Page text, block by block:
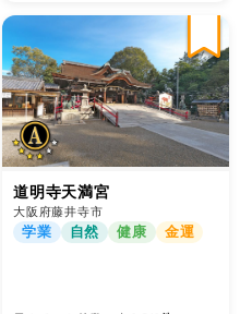
道明寺天満宮
大阪府藤井寺市
学業 自然 健康 金運